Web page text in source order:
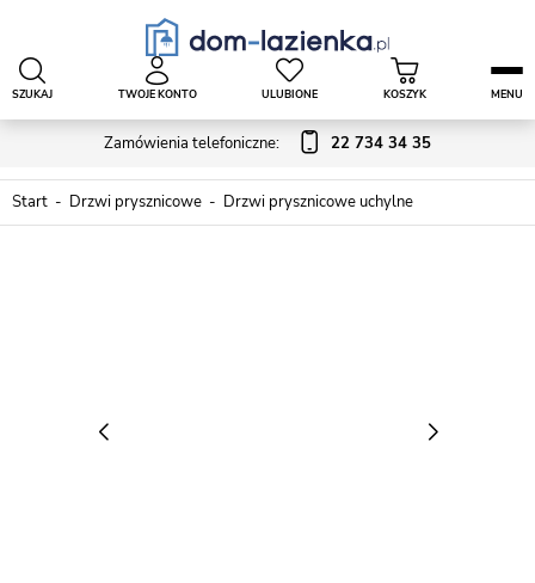
Zamówienia telefoniczne: 22 734 34 35
SZUKAJ TWOJE KONTO ULUBIONE KOSZYK MENU
Start Drzwi prysznicowe Drzwi prysznicowe uchylne